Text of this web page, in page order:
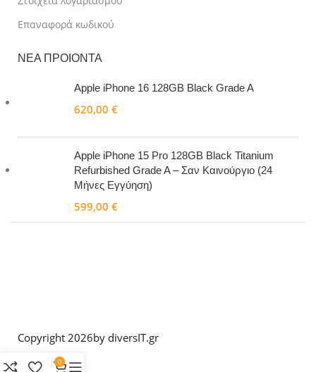
Επαναφορά κωδικού
ΝΕΑ ΠΡΟΙΟΝΤΑ
Apple iPhone 16 128GB Black Grade A
620,00 €
Apple iPhone 15 Pro 128GB Black Titanium
Refurbished Grade A – Σαν Καινούργιο (24
Μήνες Εγγύηση)
599,00 €
Copyright 2026by diversIT.gr
0